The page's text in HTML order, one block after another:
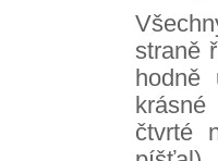
straně
hodně
čtvrté